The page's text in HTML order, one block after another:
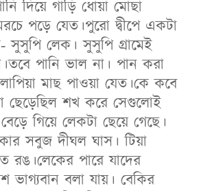
দিয়ে গাড়ি ধোয়া মোছা
পড়ে যেত।পুরো দ্বীপে একটা
সুসুপি লেক। সুসুপি গ্রামেই
পানি ভাল না। পান করা
মাছ পাওয়া যেত।কে কবে
ছেড়েছিল শখ করে সেগুলোই
গিয়ে লেকটা ছেয়ে গেছে।
সবুজ দীঘল ঘাস। টিয়া
রঙ।লেকের পারে যাদের
ভাগ্যবান বলা যায়। বেকির